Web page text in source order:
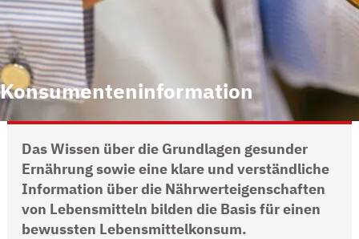
Konsumenteninformation
Das Wissen über die Grundlagen gesunder
Ernährungsowieeine klare und verständliche
Information über die Nährwerteigenschaften
von Lebensmitteln bilden dieBasis füreinen
bewussten Lebensmittelkonsum.